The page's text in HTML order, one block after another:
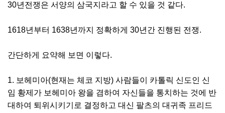
30년전쟁은 서양의 삼국지라고 할 수 있을 것 같다.
1618년부터 1638년까지 정확하게 30년간 진행된 전쟁.
간단하게 요약해 보면 이렇다.
1. 보헤미아(현재는 체코 지방) 사람들이 카톨릭 신도인 신
임 황제가 보헤미아 왕을 겸하여 자신들을 통치하는 것에 반
대하여 퇴위시키기로 결정하고 대신 팔츠의 대귀족 프리드